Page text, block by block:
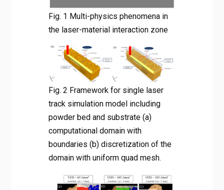
Fig. 1 Multi-physics phenomena in
the laser-material interaction zone
Fig. 2 Framework for single laser
track simulation model including
powder bed and substrate (a)
computational domain with
boundaries (b) discretization of the
domain with uniform quad mesh.